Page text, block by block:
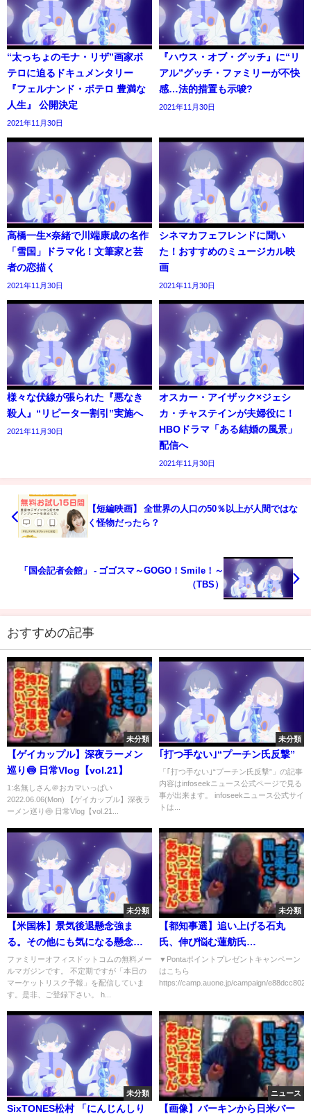
“太っちょのモナ・リザ”画家ボ
テロに迫るドキュメンタリー
『フェルナンド・ボテロ 豊満な
人生』 公開決定
2021年11月30日
『ハウス・オブ・グッチ』に“リ
アル”グッチ・ファミリーが不快
感…法的措置も示唆?
2021年11月30日
高橋一生×奈緒で川端康成の名作
「雪国」ドラマ化！文筆家と芸
者の恋描く
2021年11月30日
シネマカフェフレンドに聞い
た！おすすめのミュージカル映
画
2021年11月30日
様々な伏線が張られた『悪なき
殺人』“リピーター割引”実施へ
2021年11月30日
オスカー・アイザック×ジェシ
カ・チャステインが夫婦役に！
HBOドラマ「ある結婚の風景」
配信へ
2021年11月30日
【短編映画】 全世界の人口の50％以上が人間ではな
く怪物だったら？
「国会記者会館」 - ゴゴスマ～GOGO！Smile！～
（TBS）
おすすめの記事
未分類
【ゲイカップル】深夜ラーメン
巡り🍥 日常Vlog【vol.21】
1:名無しさん＠おカマいっぱい
2022.06.06(Mon) 【ゲイカップル】深夜ラ
ーメン巡り🍥 日常Vlog【vol.21...
未分類
｢打つ手ない｣“プーチン氏反撃”
「｢打つ手ない｣“プーチン氏反撃”」の記事
内容はinfoseekニュース公式ページで見る
事が出来ます。 infoseekニュース公式サイ
トは...
未分類
【米国株】景気後退懸念強ま
る。その他にも気になる懸念が
台頭【7/1 マーケット見通し】
ファミリーオフィスドットコムの無料メー
ルマガジンです。 不定期ですが「本日の
マーケットリスク予報」を配信していま
す。是非、ご登録下さい。 h...
未分類
【都知事選】追い上げる石丸
氏、伸び悩む蓮舫氏
#newspicks #都知事選
▼Pontaポイントプレゼントキャンペーン
はこちら
https://camp.auone.jp/campaign/
未分類
SixTONES松村 「にんじんしり
ニュース
【画像】バーキンから日米バー